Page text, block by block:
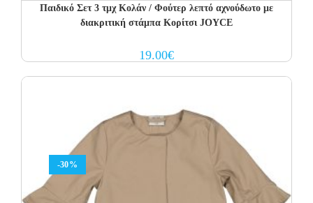
Παιδικό Σετ 3 τμχ Κολάν / Φούτερ λεπτό αχνούδωτο με
διακριτική στάμπα Κορίτσι JOYCE
19.00€
-30%